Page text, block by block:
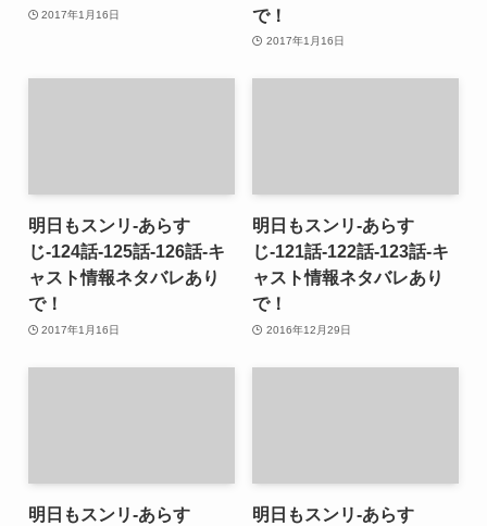
2017年1月16日
で！
2017年1月16日
明日もスンリ-あらす
じ-124話-125話-126話-キ
ャスト情報ネタバレあり
で！
2017年1月16日
明日もスンリ-あらす
じ-121話-122話-123話-キ
ャスト情報ネタバレあり
で！
2016年12月29日
明日もスンリ-あらす
明日もスンリ-あらす